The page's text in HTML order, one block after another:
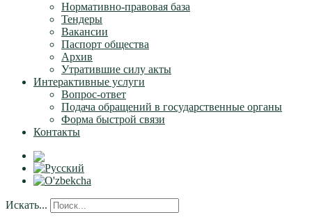
Нормативно-правовая база
Тендеры
Вакансии
Паспорт общества
Архив
Утратившие силу акты
Интерактивные услуги
Вопрос-ответ
Подача обращений в государственные органы
Форма быстрой связи
Контакты
Искать...